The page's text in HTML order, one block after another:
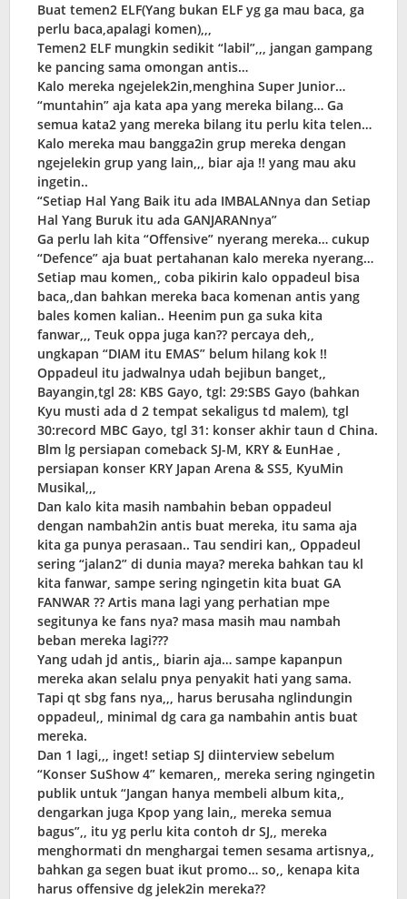
Buat temen2 ELF(Yang bukan ELF yg ga mau baca, ga
perlu baca,apalagi komen),,,
Temen2 ELF mungkin sedikit “labil”,,, jangan gampang
ke pancing sama omongan antis…
Kalo mereka ngejelek2in,menghina Super Junior…
“muntahin” aja kata apa yang mereka bilang… Ga
semua kata2 yang mereka bilang itu perlu kita telen…
Kalo mereka mau bangga2in grup mereka dengan
ngejelekin grup yang lain,,, biar aja !! yang mau aku
ingetin..
“Setiap Hal Yang Baik itu ada IMBALANnya dan Setiap
Hal Yang Buruk itu ada GANJARANnya”
Ga perlu lah kita “Offensive” nyerang mereka… cukup
“Defence” aja buat pertahanan kalo mereka nyerang…
Setiap mau komen,, coba pikirin kalo oppadeul bisa
baca,,dan bahkan mereka baca komenan antis yang
bales komen kalian.. Heenim pun ga suka kita
fanwar,,, Teuk oppa juga kan?? percaya deh,,
ungkapan “DIAM itu EMAS” belum hilang kok !!
Oppadeul itu jadwalnya udah bejibun banget,,
Bayangin,tgl 28: KBS Gayo, tgl: 29:SBS Gayo (bahkan
Kyu musti ada d 2 tempat sekaligus td malem), tgl
30:record MBC Gayo, tgl 31: konser akhir taun d China.
Blm lg persiapan comeback SJ-M, KRY & EunHae ,
persiapan konser KRY Japan Arena & SS5, KyuMin
Musikal,,,
Dan kalo kita masih nambahin beban oppadeul
dengan nambah2in antis buat mereka, itu sama aja
kita ga punya perasaan.. Tau sendiri kan,, Oppadeul
sering “jalan2” di dunia maya? mereka bahkan tau kl
kita fanwar, sampe sering ngingetin kita buat GA
FANWAR ?? Artis mana lagi yang perhatian mpe
segitunya ke fans nya? masa masih mau nambah
beban mereka lagi???
Yang udah jd antis,, biarin aja… sampe kapanpun
mereka akan selalu pnya penyakit hati yang sama.
Tapi qt sbg fans nya,,, harus berusaha nglindungin
oppadeul,, minimal dg cara ga nambahin antis buat
mereka.
Dan 1 lagi,,, inget! setiap SJ diinterview sebelum
“Konser SuShow 4” kemaren,, mereka sering ngingetin
publik untuk “Jangan hanya membeli album kita,,
dengarkan juga Kpop yang lain,, mereka semua
bagus”,, itu yg perlu kita contoh dr SJ,, mereka
menghormati dn menghargai temen sesama artisnya,,
bahkan ga segen buat ikut promo… so,, kenapa kita
harus offensive dg jelek2in mereka??